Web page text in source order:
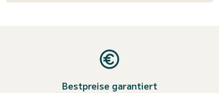
Bestpreise garantiert